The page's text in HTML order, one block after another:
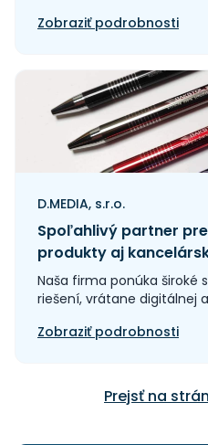
Zobraziť podrobnosti
D.MEDIA, s.r.o.
Spoľahlivý partner
produkty aj
Naša firma ponúka široké
riešení, vrátane digitálnej
Zobraziť podrobnosti
Prejsť na